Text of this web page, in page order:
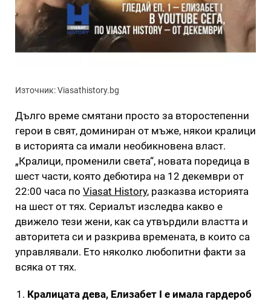
Източник: Viasathistory.bg
Дълго време смятани просто за второстепенни
герои в свят, доминиран от мъже, някои кралици
в историята са имали необикновена власт.
„Кралици, променили света“, новата поредица в
шест части, която дебютира на 12 декември от
22:00 часа по Viasat History, разказва историята
на шест от тях. Сериалът изследва какво е
движело тези жени, как са утвърдили властта и
авторитета си и разкрива времената, в които са
управлявали. Ето няколко любопитни факти за
всяка от тях.
Кралицата дева, Елизабет I е имала гардероб